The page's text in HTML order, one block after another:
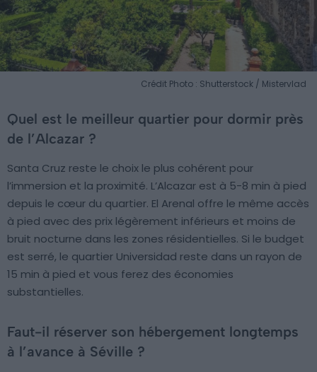
Crédit Photo : Shutterstock / Mistervlad
Quel est le meilleur quartier pour dormir près
de l’Alcazar ?
Santa Cruz reste le choix le plus cohérent pour
l’immersion et la proximité. L’Alcazar est à 5-8 min à pied
depuis le cœur du quartier. El Arenal offre le même accès
à pied avec des prix légèrement inférieurs et moins de
bruit nocturne dans les zones résidentielles. Si le budget
est serré, le quartier Universidad reste dans un rayon de
15 min à pied et vous ferez des économies
substantielles.
Faut-il réserver son hébergement longtemps
à l’avance à Séville ?